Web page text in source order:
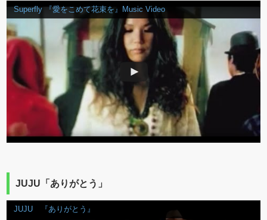
Superfly 『愛をこめて花束を』Music Video
JUJU「ありがとう」
JUJU 『ありがとう』